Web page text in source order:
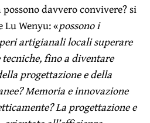
davvero convivere? si
Lu Wenyu: «possono i
artigianali locali superare
fino a diventare
progettazione e della
Memoria e innovazione
La progettazione e